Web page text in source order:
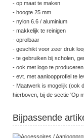
- op maat te maken
- hoogte 25 mm
- nylon 6.6 / aluminium
- makkelijk te reinigen
- oprolbaar
- geschikt voor zeer druk
- te gebruiken bij scholen,
- ook met logo te produceren
- evt. met aanloopprofiel te
- Maatwerk is mogelijk (ook
hierboven, bij de sectie 'Op
Bijpassende